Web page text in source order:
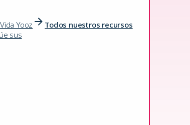
Vida Yooz
Todos nuestros recursos
sus
en la